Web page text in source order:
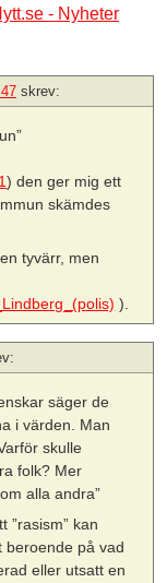
- Nyheter
skrev:
) den ger mig ett
skämdes
tyvärr, men
).
säger de
i värden. Man
skulle
folk? Mer
alla andra”
”rasism” kan
beroende på vad
eller utsatt en